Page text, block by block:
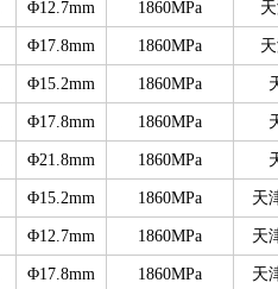
Φ12.7mm 1860MPa
Φ17.8mm 1860MPa
Φ15.2mm 1860MPa
Φ17.8mm 1860MPa
Φ21.8mm 1860MPa
Φ15.2mm 1860MPa 天
Φ12.7mm 1860MPa 天
Φ17.8mm 1860MPa 天